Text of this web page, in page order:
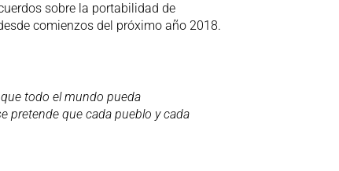
sobre la portabilidad de
comienzos del próximo año 2018.
todo el mundo pueda
pretende que cada pueblo y cada